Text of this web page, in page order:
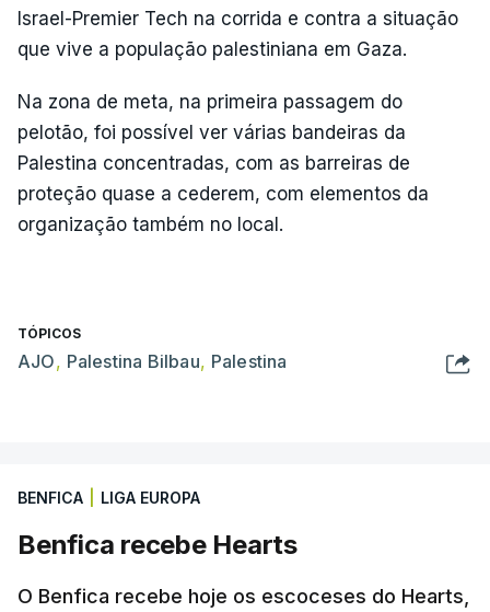
Israel-Premier Tech na corrida e contra a situação
que vive a população palestiniana em Gaza.
Na zona de meta, na primeira passagem do
pelotão, foi possível ver várias bandeiras da
Palestina concentradas, com as barreiras de
proteção quase a cederem, com elementos da
organização também no local.
TÓPICOS
AJO, Palestina Bilbau, Palestina
BENFICA LIGA EUROPA
Benfica recebe Hearts
O Benfica recebe hoje os escoceses do Hearts,